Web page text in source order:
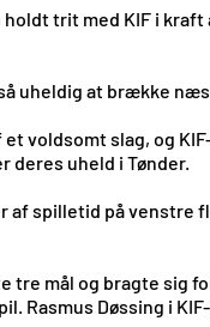
trit med KIF i
uheldig at brække
voldsomt slag, og
uheld i Tønder.
spilletid på venstre
mål og bragte sig
Døssing i